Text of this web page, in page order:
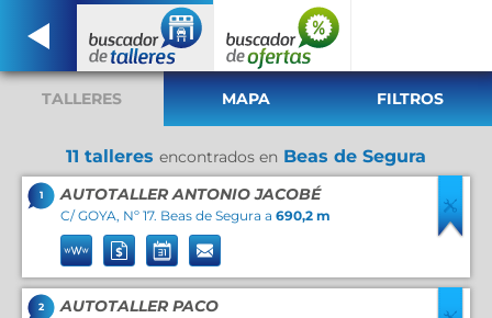
TALLERES MAPA FILTROS
11 talleres encontrados en Beas de Segura
1 AUTOTALLER ANTONIO JACOBÉ
C/ GOYA, Nº 17. Beas de Segura a 690,2 m
2 AUTOTALLER PACO